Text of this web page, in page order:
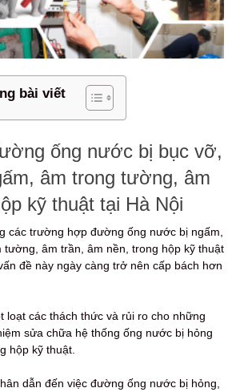
bài viết
ống nước bị bục vỡ,
âm trong tường, âm
kỹ thuật tại Hà Nội
các trường hợp đường ống nước bị ngấm,
tường, âm trần, âm nền, trong hộp kỹ thuật
đề này ngày càng trở nên cấp bách hơn
loạt các thách thức và rủi ro cho những
sửa chữa hệ thống ống nước bị hỏng
hộp kỹ thuật.
dẫn đến việc đường ống nước bị hỏng,